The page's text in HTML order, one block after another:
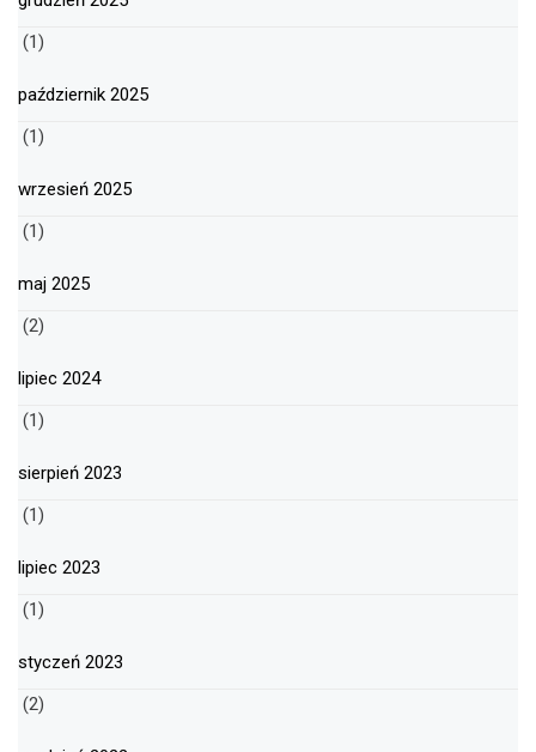
(1)
październik 2025
(1)
wrzesień 2025
(1)
maj 2025
(2)
lipiec 2024
(1)
sierpień 2023
(1)
lipiec 2023
(1)
styczeń 2023
(2)